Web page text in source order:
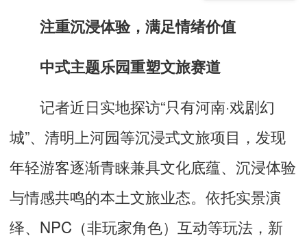
注重沉浸体验，满足情绪价值
中式主题乐园重塑文旅赛道
记者近日实地探访“只有河南·戏剧幻
城”、清明上河园等沉浸式文旅项目，发现
年轻游客逐渐青睐兼具文化底蕴、沉浸体验
与情感共鸣的本土文旅业态。依托实景演
绎、NPC（非玩家角色）互动等玩法，新